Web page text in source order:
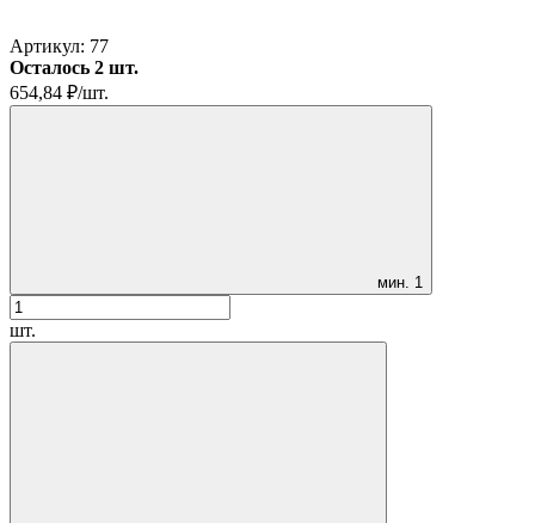
Артикул: 77
Осталось 2 шт.
654,84 ₽/шт.
мин. 1
шт.